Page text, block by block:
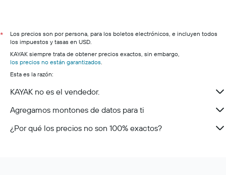
*
Los precios son por persona, para los boletos electrónicos, e incluyen todos
los impuestos y tasas en USD.
KAYAK siempre trata de obtener precios exactos, sin embargo,
los precios no están garantizados.
Esta es la razón:
KAYAK no es el vendedor.
Agregamos montones de datos para ti
¿Por qué los precios no son 100% exactos?